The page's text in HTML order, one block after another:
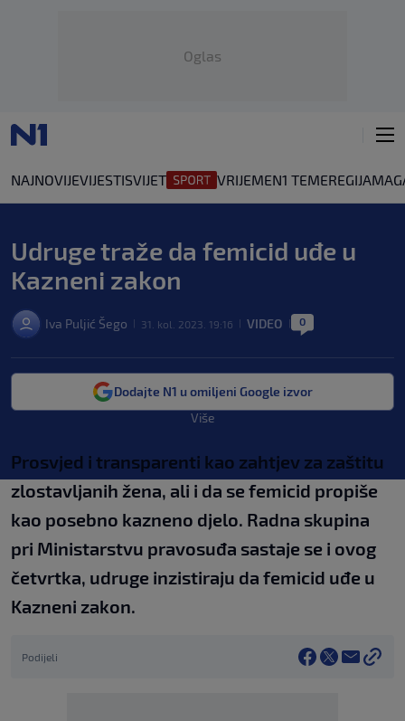
Oglas
NAJNOVIJEVIJESTISVIJET VRIJEMEN1 TEMEREGIJA
Udruge traže da femicid uđe u
Kazneni zakon
Iva Puljić Šego 31. kol. 2023. 19:16 VIDEO 0
Dodajte N1 u omiljeni Google izvor
Više
Prosvjed i transparenti kao zahtjev za zaštitu
zlostavljanih žena, ali i da se femicid propiše
kao posebno kazneno djelo. Radna skupina
pri Ministarstvu pravosuđa sastaje se i ovog
četvrtka, udruge inzistiraju da femicid uđe u
Kazneni zakon.
Podijeli